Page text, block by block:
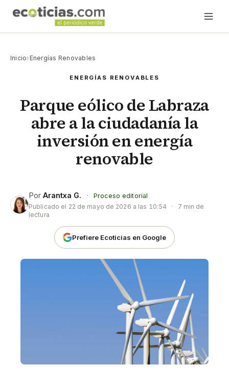
Inicio› Energías Renovables
ENERGÍAS RENOVABLES
Parque eólico de Labraza
abre a la ciudadanía la
inversión en energía
renovable
Por Arantxa G. ·
Proceso editorial
Publicado el 22 de mayo de 2026 a las 10:54 ·
7 min de
lectura
Prefiere Ecoticias en Google